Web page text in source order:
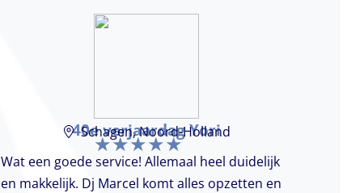
40e verjaardag Yori
Schagen, Noord-Holland
Wat een goede service! Allemaal heel duidelijk
en makkelijk. Dj Marcel komt alles opzetten en